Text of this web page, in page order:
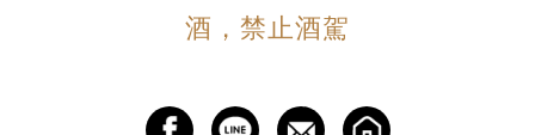
酒，禁止酒駕